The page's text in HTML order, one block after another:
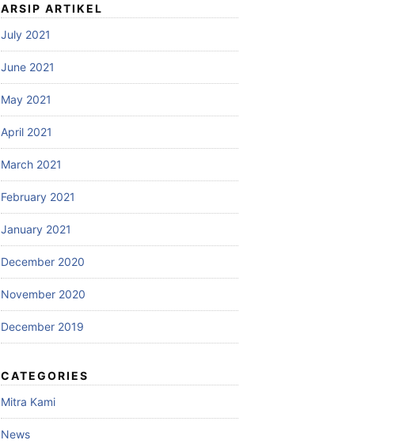
ARSIP ARTIKEL
July 2021
June 2021
May 2021
April 2021
March 2021
February 2021
January 2021
December 2020
November 2020
December 2019
CATEGORIES
Mitra Kami
News